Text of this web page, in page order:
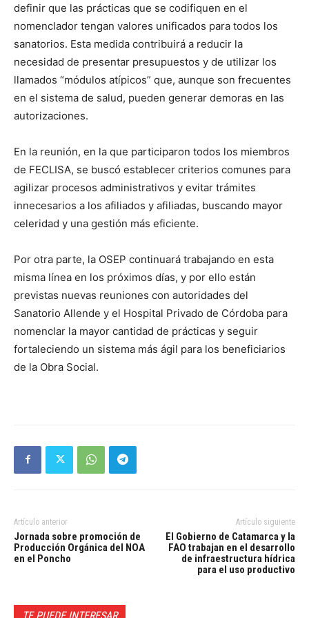
definir que las prácticas que se codifiquen en el
nomenclador tengan valores unificados para todos los
sanatorios. Esta medida contribuirá a reducir la
necesidad de presentar presupuestos y de utilizar los
llamados “módulos atípicos” que, aunque son frecuentes
en el sistema de salud, pueden generar demoras en las
autorizaciones.
En la reunión, en la que participaron todos los miembros
de FECLISA, se buscó establecer criterios comunes para
agilizar procesos administrativos y evitar trámites
innecesarios a los afiliados y afiliadas, buscando mayor
celeridad y una gestión más eficiente.
Por otra parte, la OSEP continuará trabajando en esta
misma línea en los próximos días, y por ello están
previstas nuevas reuniones con autoridades del
Sanatorio Allende y el Hospital Privado de Córdoba para
nomenclar la mayor cantidad de prácticas y seguir
fortaleciendo un sistema más ágil para los beneficiarios
de la Obra Social.
Artículo anterior
Jornada sobre promoción de
Producción Orgánica del NOA
en el Poncho
Artículo siguiente
El Gobierno de Catamarca y la
FAO trabajan en el desarrollo
de infraestructura hídrica
para el uso productivo
TE PUEDE INTERESAR